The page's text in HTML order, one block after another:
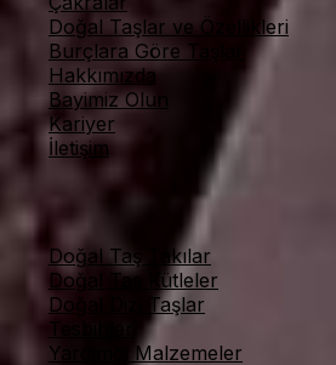
Doğal Taşlar ve Özellikleri
Burçlara Göre Taşlar
Hakkımızda
Bayimiz Olun
Kariyer
İletişim
Kategoriler
Doğal Taş Takılar
Doğal Taş Kütleler
Doğal Dizi Taşlar
Tesbihler
Yardımcı Malzemeler